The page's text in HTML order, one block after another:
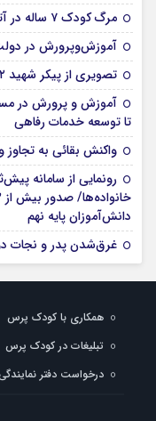
مرگ کودک ۷ ساله در آتش‌سوزی مشهد
آموزش‌وپرورش در
تصویری از پیکر شهید ۲ سالۀ جنایت آمریکا در قشم
آموزش و پرورش در
تا توسعه خدمات رفاهی
واکنش بقائی به تجاوز
رونمایی از سامانه
دانش‌آموزان پایه نهم
غرق‌شدن پدر و نجات
همکاری با کودک پرس
تبلیغات در کودک پرس
درخواست دفتر